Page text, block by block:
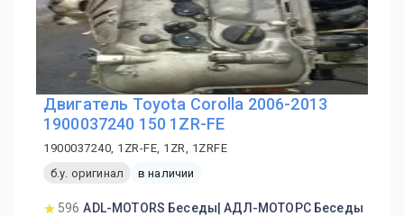
Двигатель Toyota Corolla 2006-2013
1900037240 150 1ZR-FE
1900037240, 1ZR-FE, 1ZR, 1ZRFE
б.у. оригинал
в наличии
596 ADL-MOTORS Беседы| АДЛ-МОТОРС Беседы